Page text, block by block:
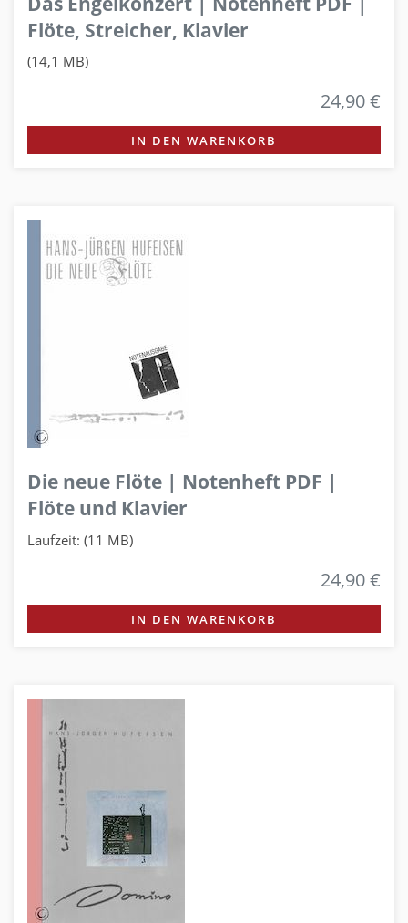
Flöte, Streicher, Klavier
(14,1 MB)
24,90 €
IN DEN WARENKORB
Die neue Flöte | Notenheft PDF |
Flöte und Klavier
Laufzeit: (11 MB)
24,90 €
IN DEN WARENKORB